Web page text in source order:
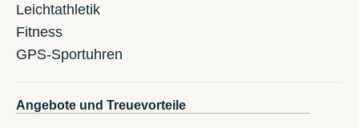
Leichtathletik
Fitness
GPS-Sportuhren
Angebote und Treuevorteile